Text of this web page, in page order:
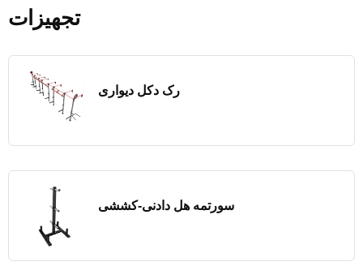
تجهیزات
رک دکل دیواری
سورتمه هل دادنی-کششی